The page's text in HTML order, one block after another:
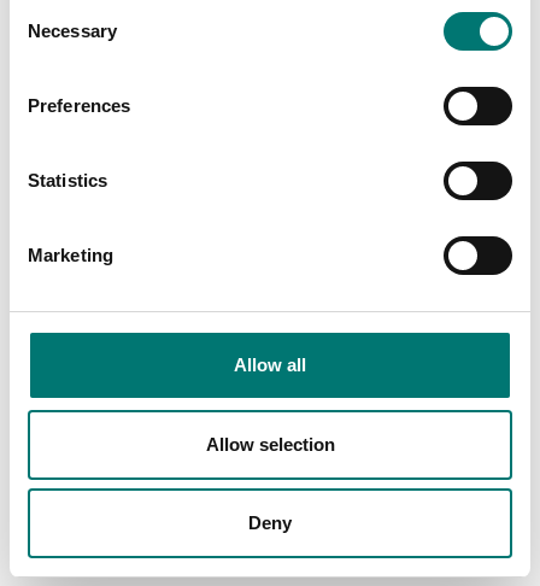
Selection
Necessary
Preferences
Statistics
Marketing
Allow all
Allow selection
Deny
Related pages
VARUMÄRKE PRODUKTER